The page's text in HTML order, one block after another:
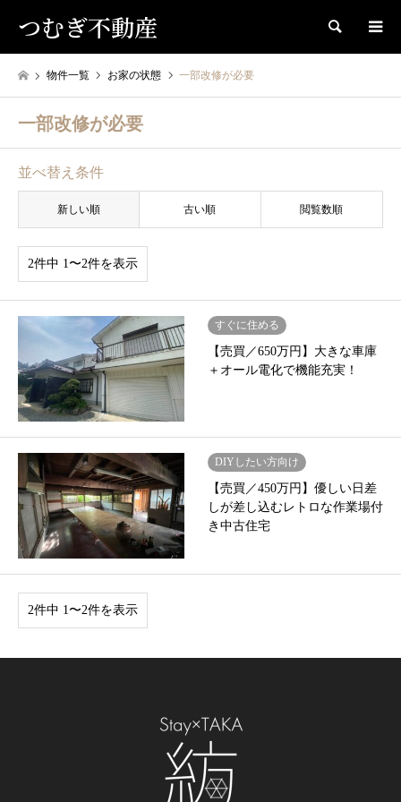
つむぎ不動産 検索
物件一覧 お家の状態 一部改修が必要
一部改修が必要
並べ替え条件
新しい順 古い順 閲覧数順
2件中 1〜2件を表示
すぐに住める
【売買／650万円】大きな車庫
＋オール電化で機能充実！
DIYしたい方向け
【売買／450万円】優しい日差
しが差し込むレトロな作業場付
き中古住宅
2件中 1〜2件を表示